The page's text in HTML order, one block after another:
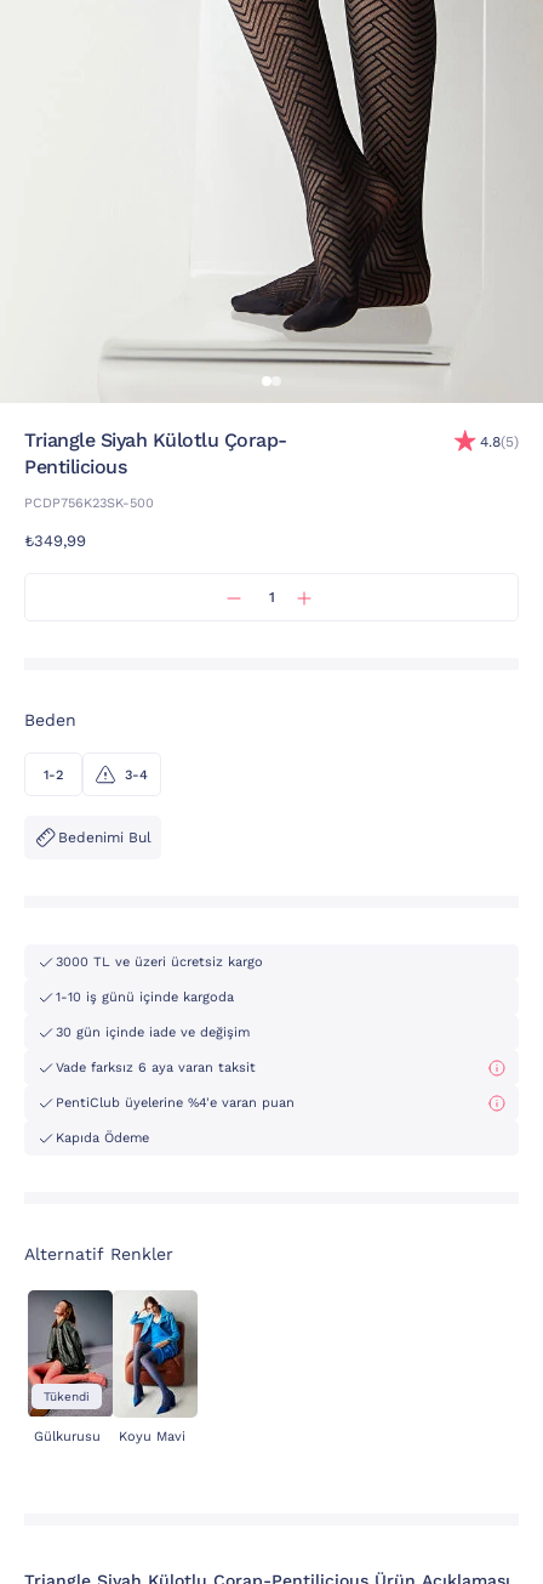
Triangle Siyah Külotlu Çorap-
Pentilicious
PCDP756K23SK-500
4.8(5)
₺349,99
Beden
1-2 3-4
Bedenimi Bul
3000 TL ve üzeri ücretsiz kargo
1-10 iş günü içinde kargoda
30 gün içinde iade ve değişim
Vade farksız 6 aya varan taksit
PentiClub üyelerine %4'e varan puan
Kapıda Ödeme
Alternatif Renkler
Tükendi
Gülkurusu Koyu Mavi